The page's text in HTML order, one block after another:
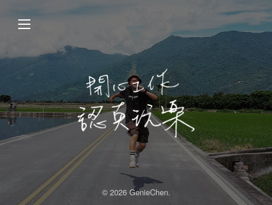
© 2026 GenieChen.